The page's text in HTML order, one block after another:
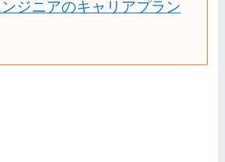
ジニアのキャリアプラン